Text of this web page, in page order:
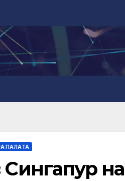
ПАЛAТА
Сингапур